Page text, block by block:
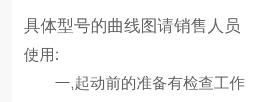
具体型号的曲线图请销售人员
使用:
一,起动前的准备有检查工作